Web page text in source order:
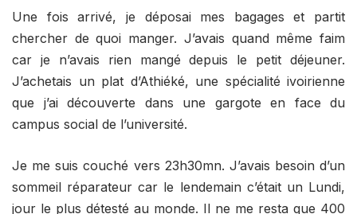
Une fois arrivé, je déposai mes bagages et partit
chercher de quoi manger. J’avais quand même faim
car je n’avais rien mangé depuis le petit déjeuner.
J’achetais un plat d’Athiéké, une spécialité ivoirienne
que j’ai découverte dans une gargote en face du
campus social de l’université.
Je me suis couché vers 23h30mn. J’avais besoin d’un
sommeil réparateur car le lendemain c’était un Lundi,
jour le plus détesté au monde. Il ne me resta que 400